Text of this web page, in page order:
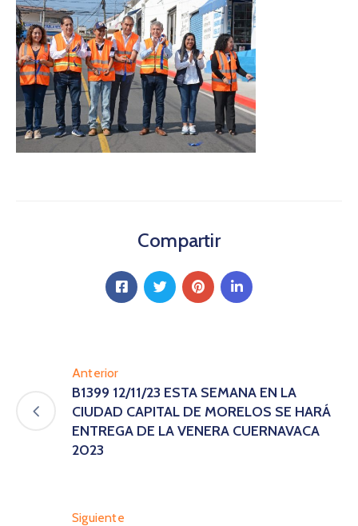
Compartir
Anterior
B1399 12/11/23 ESTA SEMANA EN LA
CIUDAD CAPITAL DE MORELOS SE HARÁ
ENTREGA DE LA VENERA CUERNAVACA
2023
Siguiente